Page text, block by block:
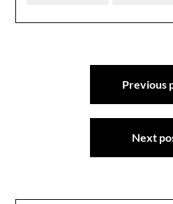
Previous
Next